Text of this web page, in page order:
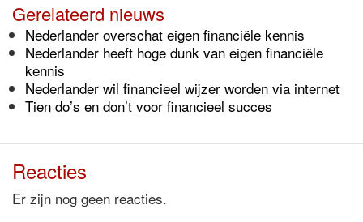
Gerelateerd nieuws
Nederlander overschat eigen financiële kennis
Nederlander heeft hoge dunk van eigen financiële
kennis
Nederlander wil financieel wijzer worden via internet
Tien do’s en don’t voor financieel succes
Reacties
Er zijn nog geen reacties.